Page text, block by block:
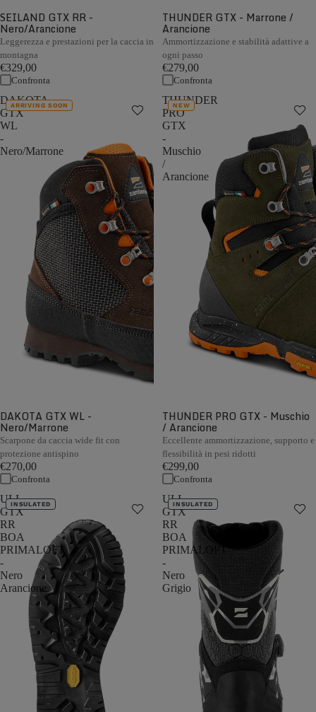
SEILAND GTX RR -
Nero/Arancione
Leggerezza e prestazioni per la caccia in
montagna
€329,00
Confronta
THUNDER GTX - Marrone /
Arancione
Ammortizzazione e stabilità adattive a
ogni passo
€279,00
Confronta
DAKOTA
GTX
WL
-
Nero/Marrone
ARRIVING SOON
DAKOTA GTX WL -
Nero/Marrone
Scarpone da caccia wide fit con
protezione antispino
€270,00
Confronta
THUNDER
PRO
GTX
-
Muschio
/
Arancione
NEW
THUNDER PRO GTX - Muschio
/ Arancione
Eccellente ammortizzazione, supporto e
flessibilità in pesi ridotti
€299,00
Confronta
ULL
GTX
RR
BOA
PRIMALOFT
-
Nero
Arancione
INSULATED
ULL
GTX
RR
BOA
PRIMALOFT
-
Nero
Grigio
INSULATED